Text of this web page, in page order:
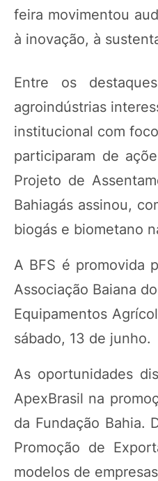
feira movimentou
à inovação, à
Entre os
agroindústrias
institucional com
participaram de
Projeto de
Bahiagás assinou,
biogás e biometano
A BFS é promovida
Associação Baiana
Equipamentos
sábado, 13 de junho.
As oportunidades
ApexBrasil na
da Fundação Bahia.
Promoção de
modelos de